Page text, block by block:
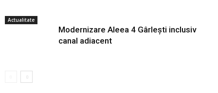
Actualitate
Modernizare Aleea 4 Gârlești inclusiv
canal adiacent